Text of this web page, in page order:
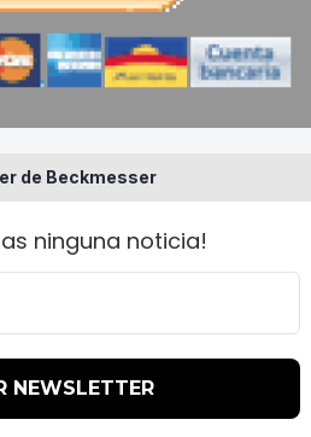
de Beckmesser
ninguna noticia!